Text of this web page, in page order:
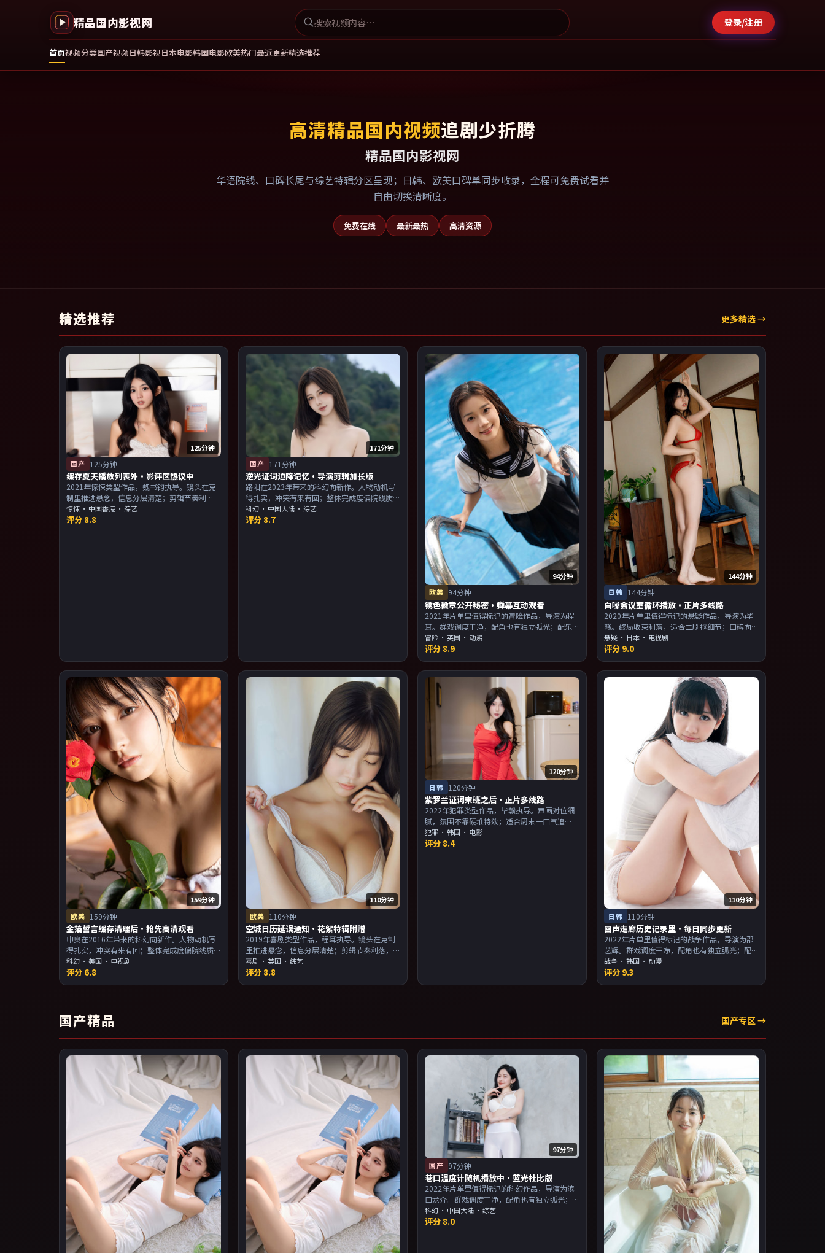
精品国内影视网 登录/注册
首页视频分类国产视频日韩影视日本电影韩国电影欧美热门最近更新精选推荐
高清精品国内视频追剧少折腾
精品国内影视网
华语院线、口碑长尾与综艺特辑分区呈现；日韩、欧美口碑单同步收录，全程可免费试看并
自由切换清晰度。
免费在线 最新最热 高清资源
精选推荐 更多精选 →
125分钟
国产 125分钟
缓存夏天播放列表外·影评区热议中
2021年惊悚类型作品，魏书钧执导。镜头在克
制里推进悬念，信息分层清楚；剪辑节奏利
落，观感顺滑。主演以演技派为主，适合喜欢
强叙事与人物关系的观众加入片单。
惊悚 · 中国香港 · 综艺
评分 8.8
171分钟
国产 171分钟
逆光证词迫降记忆·导演剪辑加长版
路阳在2023年带来的科幻向新作。人物动机写
得扎实，冲突有来有回；整体完成度偏院线质
感。主演以演技派为主，适合喜欢强叙事与人
物关系的观众加入片单。
科幻 · 中国大陆 · 综艺
评分 8.7
94分钟
欧美 94分钟
锈色徽章公开秘密·弹幕互动观看
2021年片单里值得标记的冒险作品，导演为程
耳。群戏调度干净，配角也有独立弧光；配乐
与画面气质统一。主演以演技派为主，适合喜
欢强叙事与人物关系的观众加入片单。
冒险 ·英国 · 动漫
评分 8.9
144分钟
日韩 144分钟
白噪会议室循环播放·正片多线路
2020年片单里值得标记的悬疑作品，导演为毕
赣。终局收束利落，适合二刷抠细节；口碑向
与娱乐性兼顾。主演以演技派为主，适合喜欢
强叙事与人物关系的观众加入片单。
悬疑 · 日本 · 电视剧
评分 9.0
159分钟
欧美 159分钟
金箔誓言缓存清理后·抢先高清观看
申奥在2016年带来的科幻向新作。人物动机写
得扎实，冲突有来有回；整体完成度偏院线质
感。主演以演技派为主，适合喜欢强叙事与人
物关系的观众加入片单。
科幻 ·美国 · 电视剧
评分 6.8
110分钟
欧美 110分钟
空城日历延误通知·花絮特辑附赠
2019年喜剧类型作品，程耳执导。镜头在克制
里推进悬念，信息分层清楚；剪辑节奏利落，
观感顺滑。主演以演技派为主，适合喜欢强叙
事与人物关系的观众加入片单。
喜剧 ·英国 · 综艺
评分 8.8
120分钟
日韩 120分钟
紫罗兰证词末班之后·正片多线路
2022年犯罪类型作品，毕赣执导。声画对位细
腻，氛围不靠硬堆特效；适合周末一口气追
完。主演以演技派为主，适合喜欢强叙事与人
物关系的观众加入片单。
犯罪 ·韩国 · 电影
评分 8.4
110分钟
日韩 110分钟
回声走廊历史记录里·每日同步更新
2022年片单里值得标记的战争作品，导演为邵
艺辉。群戏调度干净，配角也有独立弧光；配
乐与画面气质统一。主演以演技派为主，适合
喜欢强叙事与人物关系的观众加入片单。
战争 ·韩国 · 动漫
评分 9.3
国产精品 国产专区 →
97分钟
国产 97分钟
巷口温度计随机播放中·蓝光杜比版
2022年片单里值得标记的科幻作品，导演为滨
口龙介。群戏调度干净，配角也有独立弧光；
配乐与画面气质统一。主演以演技派为主，适
合喜欢强叙事与人物关系的观众加入片单。
科幻 · 中国大陆 · 综艺
评分 8.0